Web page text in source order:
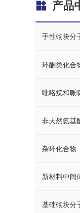
产品
手性砌块分
环酮类化合
吡咯烷和哌
非天然氨基
杂环化合物
新材料中间
基础砌块分